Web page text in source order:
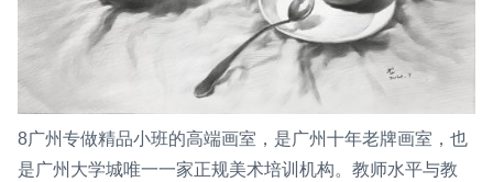
8广州专做精品小班的高端画室，是广州十年老牌画室，也
是广州大学城唯一一家正规美术培训机构。教师水平与教